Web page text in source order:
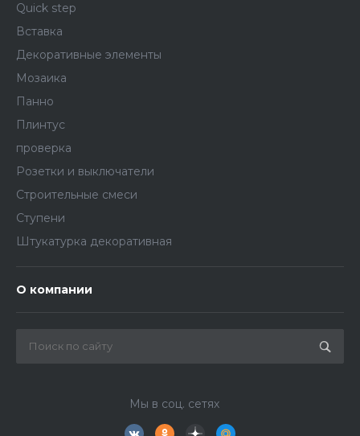
Quick step
Вставка
Декоративные элементы
Мозаика
Панно
Плинтус
проверка
Розетки и выключатели
Строительные смеси
Ступени
Штукатурка декоративная
О компании
Мы в соц. сетях